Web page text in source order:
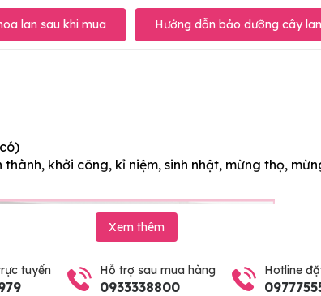
lan sau khi mua Hướng dẫn bảo dưỡng cây
khởi công, kỉ niệm, sinh nhật, mừng thọ,
Xem thêm
tuyến Hỗ trợ sau mua hàng
0933338800
Hotline